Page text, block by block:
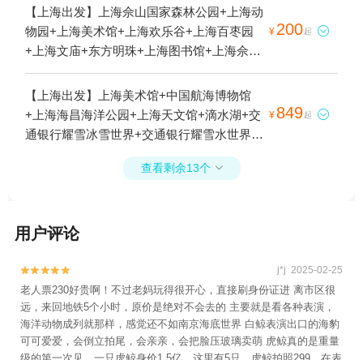
【上海出发】上海佘山国家森林公园+上海动
物园+上海美术馆+上海欢乐谷+上海百枣园
+上海文庙+东方明珠+上海图书馆+上海佘山
国家旅游度假区+豫园+外滩+上海总会+上海
古城墙+上海大剧院+上海野生动物园+上海
博物馆+上海大学+外滩十八号+豫·上海剧院
+豫园万丽酒店（河南南路店）+上海龙之梦
+东方明珠公园+滴水湖壹号码头+豫园老街
梦幻馆+豫园·海上梨园+滴水湖+东方明珠旅
游码头+上海野生动物园-车入区1日游
¥ 200起 
【上海出发】上海美术馆+中国航海博物馆
+上海海昌海洋公园+上海天文馆+滴水湖+交
通银行耀雪冰雪世界+交通银行耀雪水世界1
¥ 849起 
查看剩余13个 
用户评论

 j*j 2025-02-25
老人票230好贵啊！不过老妈玩得很开心，直接刷身份证进 离市区很
远，来回地铁5个小时，原价是绝对不会去的 主要就是看各种表演，
海洋动物成列就那样，感觉还不如南京海底世界 白鲸表演出口的海豹
可可爱爱，会倒立拍尾，会亲亲，会把脸压玻璃卖萌 虎鲸真的是重量